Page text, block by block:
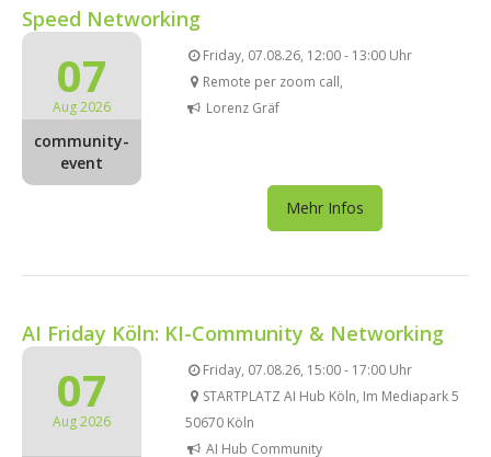
Speed Networking
07
Aug 2026
community-
event
Friday, 07.08.26, 12:00 - 13:00 Uhr
Remote per zoom call,
Lorenz Gräf
Mehr Infos
AI Friday Köln: KI-Community & Networking
07
Aug 2026
Friday, 07.08.26, 15:00 - 17:00 Uhr
STARTPLATZ AI Hub Köln, Im Mediapark 5
50670 Köln
AI Hub Community